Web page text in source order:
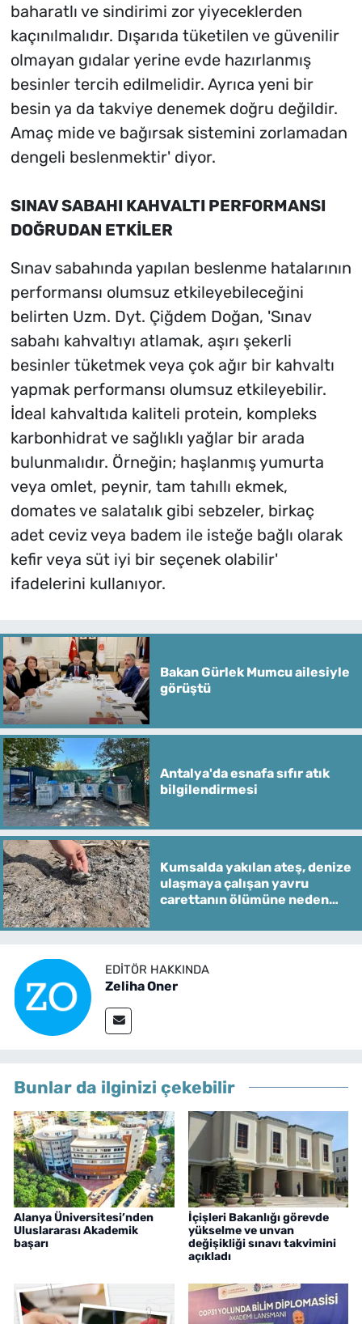
baharatlı ve sindirimi zor yiyeceklerden
kaçınılmalıdır. Dışarıda tüketilen ve güvenilir
olmayan gıdalar yerine evde hazırlanmış
besinler tercih edilmelidir. Ayrıca yeni bir
besin ya da takviye denemek doğru değildir.
Amaç mide ve bağırsak sistemini zorlamadan
dengeli beslenmektir' diyor.
SINAV SABAHI KAHVALTI PERFORMANSI
DOĞRUDAN ETKİLER
Sınav sabahında yapılan beslenme hatalarının
performansı olumsuz etkileyebileceğini
belirten Uzm. Dyt. Çiğdem Doğan, 'Sınav
sabahı kahvaltıyı atlamak, aşırı şekerli
besinler tüketmek veya çok ağır bir kahvaltı
yapmak performansı olumsuz etkileyebilir.
İdeal kahvaltıda kaliteli protein, kompleks
karbonhidrat ve sağlıklı yağlar bir arada
bulunmalıdır. Örneğin; haşlanmış yumurta
veya omlet, peynir, tam tahıllı ekmek,
domates ve salatalık gibi sebzeler, birkaç
adet ceviz veya badem ile isteğe bağlı olarak
kefir veya süt iyi bir seçenek olabilir'
ifadelerini kullanıyor.
Bakan Gürlek Mumcu ailesiyle
görüştü
Antalya'da esnafa sıfır atık
bilgilendirmesi
Kumsalda yakılan ateş, denize
ulaşmaya çalışan yavru
carettanın ölümüne neden
EDITÖR HAKKINDA
Zeliha Oner
Bunlar da ilginizi çekebilir
Alanya Üniversitesi’nden
Uluslararası Akademik
başarı
İçişleri Bakanlığı görevde
yükselme ve unvan
değişikliği sınavı takvimini
açıkladı